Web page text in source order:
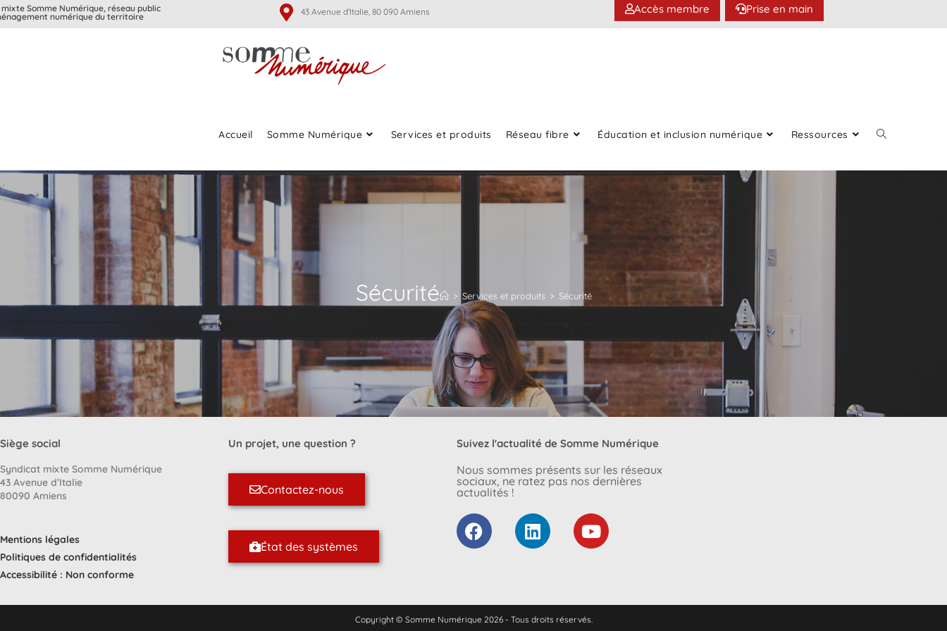
Somme Numérique, réseau public
numérique du territoire
43 Avenue d'Italie, 80 090 Amiens Accès membre Prise en main
Accueil Somme Numérique Services et produits Réseau fibre Éducation et inclusion numérique Ressources
Sécurité > Services et produits > Sécurité
Siège social
Syndicat mixte Somme Numérique
43 Avenue d’Italie
80090 Amiens
Mentions légales
Politiques de confidentialités
Accessibilité : Non conforme
Un projet, une question ?
Contactez-nous
État des systèmes
Suivez l'actualité de Somme Numérique
Nous sommes présents sur les réseaux
sociaux, ne ratez pas nos dernières
actualités !
Copyright © Somme Numérique 2026 - Tous droits réservés.